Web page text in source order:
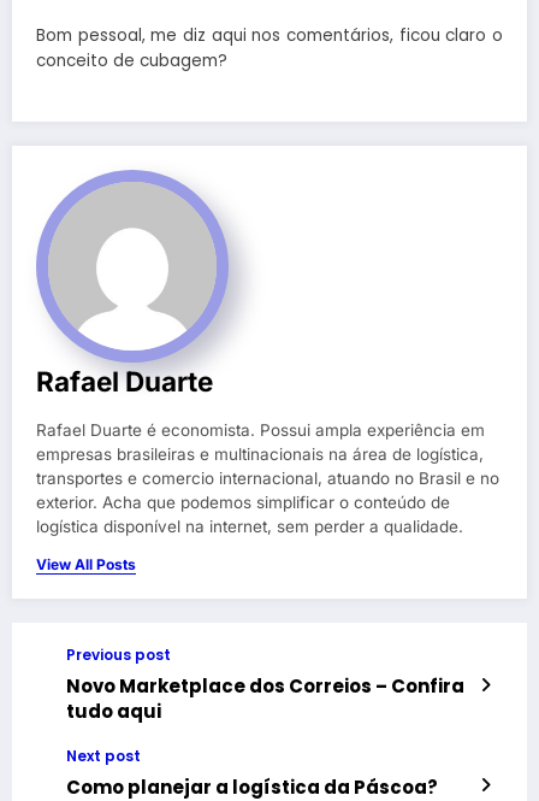
Bom pessoal, me diz aqui nos comentários, ficou claro o
conceito de cubagem?
Rafael Duarte
Rafael Duarte é economista. Possui ampla experiência em
empresas brasileiras e multinacionais na área de logística,
transportes e comercio internacional, atuando no Brasil e no
exterior. Acha que podemos simplificar o conteúdo de
logística disponível na internet, sem perder a qualidade.
View All Posts
Previous post
Novo Marketplace dos Correios – Confira
tudo aqui
Next post
Como planejar a logística da Páscoa?